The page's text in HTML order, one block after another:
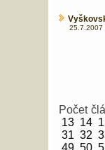
25.7.2007
Počet
13 14
31 32
49 50